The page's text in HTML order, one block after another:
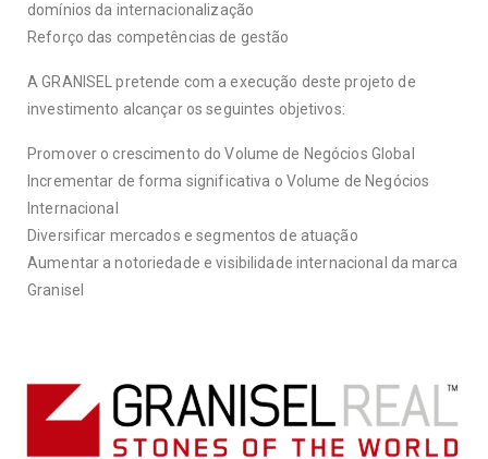
domínios da internacionalização
Reforço das competências de gestão
A GRANISEL pretende com a execução deste projeto de
investimento alcançar os seguintes objetivos:
Promover o crescimento do Volume de Negócios Global
Incrementar de forma significativa o Volume de Negócios
Internacional
Diversificar mercados e segmentos de atuação
Aumentar a notoriedade e visibilidade internacional da marca
Granisel